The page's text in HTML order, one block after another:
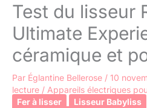
Test du lisseur
Ultimate
céramique et
Par Églantine Bellerose / 10
lecture / Appareils électriques
Fer à lisser
Lisseur Babyliss